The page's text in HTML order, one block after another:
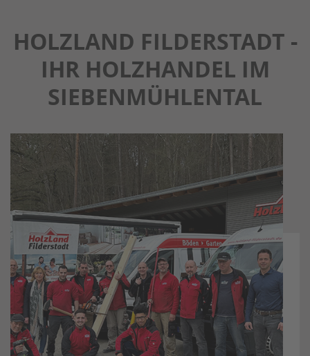
HOLZLAND FILDERSTADT -
IHR HOLZHANDEL IM
SIEBENMÜHLENTAL